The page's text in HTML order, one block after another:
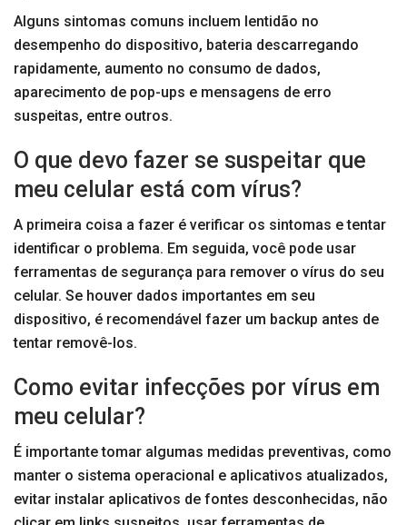
Alguns sintomas comuns incluem lentidão no
desempenho do dispositivo, bateria descarregando
rapidamente, aumento no consumo de dados,
aparecimento de pop-ups e mensagens de erro
suspeitas, entre outros.
O que devo fazer se suspeitar que
meu celular está com vírus?
A primeira coisa a fazer é verificar os sintomas e tentar
identificar o problema. Em seguida, você pode usar
ferramentas de segurança para remover o vírus do seu
celular. Se houver dados importantes em seu
dispositivo, é recomendável fazer um backup antes de
tentar removê-los.
Como evitar infecções por vírus em
meu celular?
É importante tomar algumas medidas preventivas, como
manter o sistema operacional e aplicativos atualizados,
evitar instalar aplicativos de fontes desconhecidas, não